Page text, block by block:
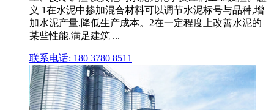
义 1在水泥中掺加混合材料可以调节水泥标号与品种,增
加水泥产量,降低生产成本。2在一定程度上改善水泥的
某些性能,满足建筑 ...
联系电话: 180 3780 8511